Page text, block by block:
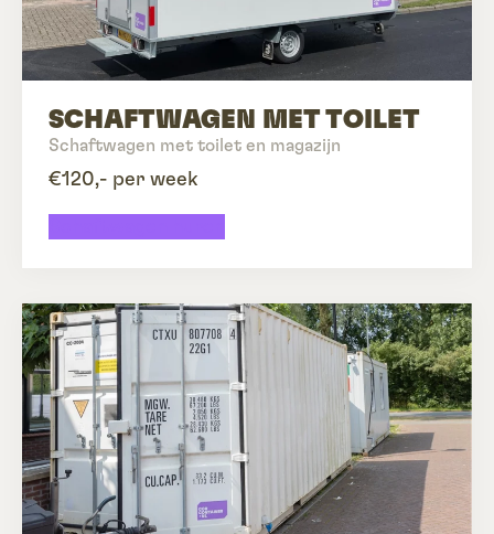
SCHAFTWAGEN MET TOILET
Schaftwagen met toilet en magazijn
€120,- per week